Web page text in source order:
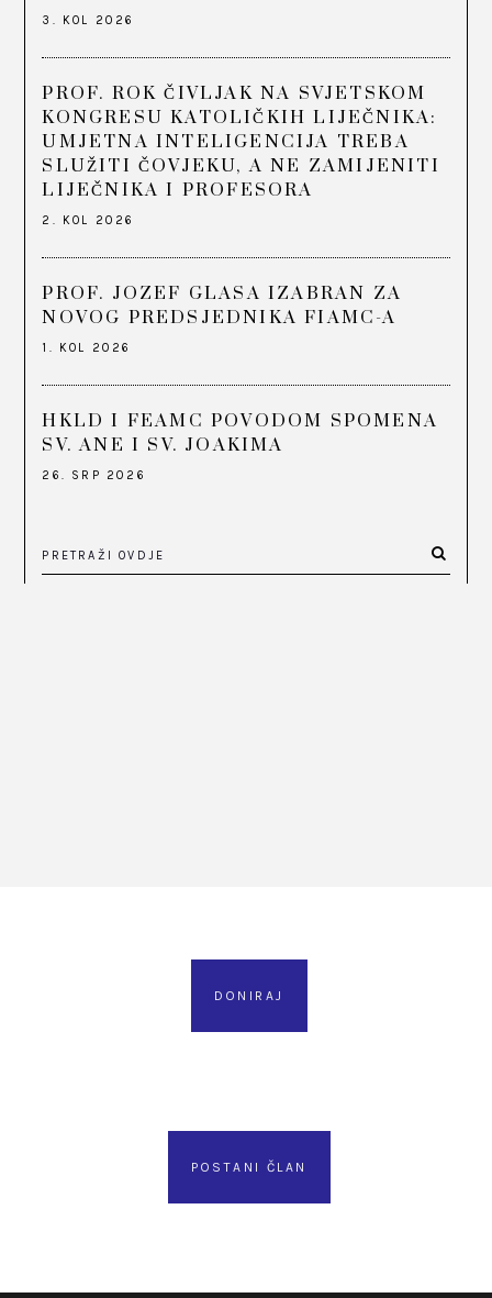
3. KOL 2026
PROF. ROK ČIVLJAK NA SVJETSKOM
KONGRESU KATOLIČKIH LIJEČNIKA:
UMJETNA INTELIGENCIJA TREBA
SLUŽITI ČOVJEKU, A NE ZAMIJENITI
LIJEČNIKA I PROFESORA
2. KOL 2026
PROF. JOZEF GLASA IZABRAN ZA
NOVOG PREDSJEDNIKA FIAMC-A
1. KOL 2026
HKLD I FEAMC POVODOM SPOMENA
SV. ANE I SV. JOAKIMA
26. SRP 2026
DONIRAJ
POSTANI ČLAN